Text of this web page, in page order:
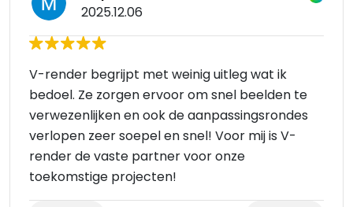
2025.12.06
V-render begrijpt met weinig uitleg wat ik
bedoel. Ze zorgen ervoor om snel beelden te
verwezenlijken en ook de aanpassingsrondes
verlopen zeer soepel en snel! Voor mij is V-
render de vaste partner voor onze
toekomstige projecten!